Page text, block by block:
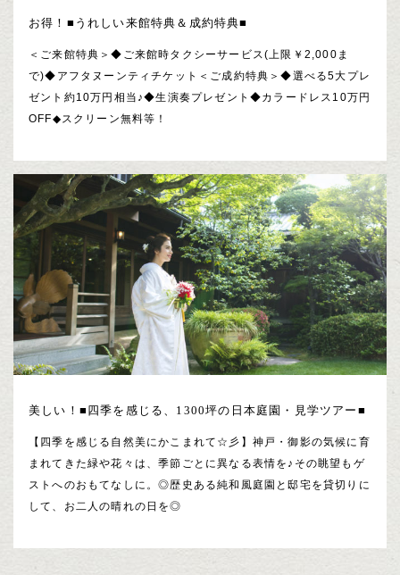
お得！■うれしい来館特典＆成約特典■
＜ご来館特典＞◆ご来館時タクシーサービス(上限￥2,000ま
で)◆アフタヌーンティチケット＜ご成約特典＞◆選べる5大プレ
ゼント約10万円相当♪◆生演奏プレゼント◆カラードレス10万円
OFF◆スクリーン無料等！
美しい！■四季を感じる、1300坪の日本庭園・見学ツアー■
【四季を感じる自然美にかこまれて☆彡】神戸・御影の気候に育
まれてきた緑や花々は、季節ごとに異なる表情を♪その眺望もゲ
ストへのおもてなしに。◎歴史ある純和風庭園と邸宅を貸切りに
して、お二人の晴れの日を◎